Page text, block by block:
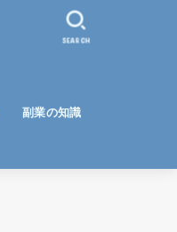
副業の知識
SEARCH